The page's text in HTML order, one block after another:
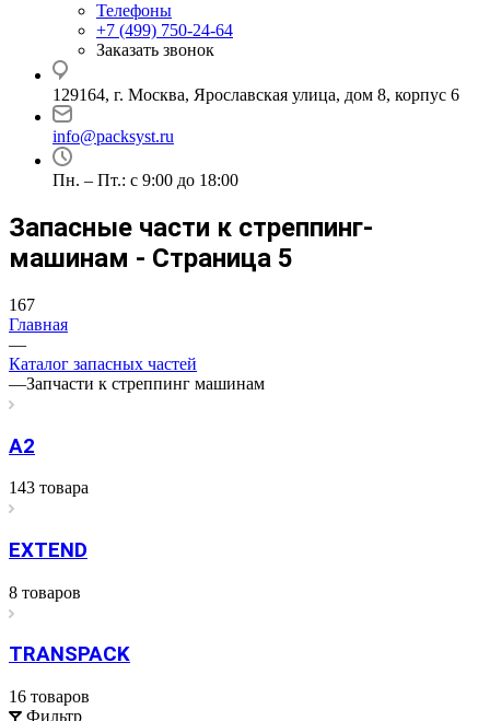
Телефоны
+7 (499) 750-24-64
Заказать звонок
129164, г. Москва, Ярославская улица, дом 8, корпус 6
info@packsyst.ru
Пн. – Пт.: с 9:00 до 18:00
Запасные части к стреппинг-
машинам - Страница 5
167
Главная
—
Каталог запасных частей
—Запчасти к стреппинг машинам
A2
143 товара
EXTEND
8 товаров
TRANSPACK
16 товаров
Фильтр